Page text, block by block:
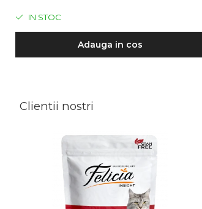
IN STOC
Adauga in cos
Clientii nostri